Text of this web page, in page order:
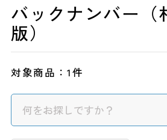
バックナンバー（
版）
対象商品：1件